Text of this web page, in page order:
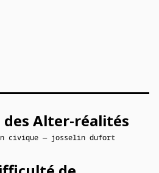
Alter-réalités
civique — josselin dufort